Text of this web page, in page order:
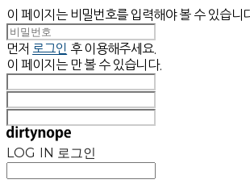
이 페이지는 비밀번호를 입력해야 볼 수 있습니
먼저 로그인 후 이용해주세요.
이 페이지는 만 볼 수 있습니다.
LOG IN 로그인